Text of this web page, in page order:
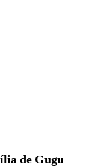
de Gugu